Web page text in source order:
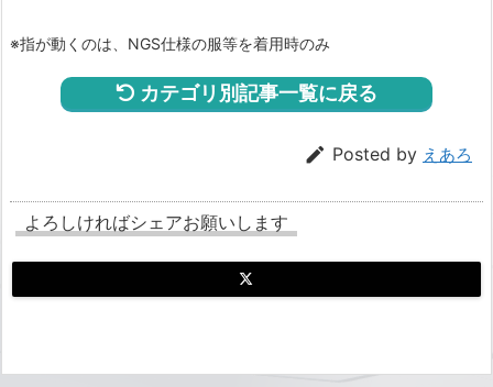
※指が動くのは、NGS仕様の服等を着用時のみ
カテゴリ別記事一覧に戻る
 Posted by えあろ
よろしければシェアお願いします